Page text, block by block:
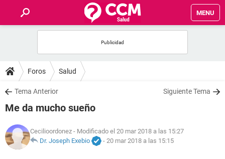
MENU
FOROS
SALUD
NUTRICIÓN
Foros Salud
Tema Anterior Siguiente Tema
Me da mucho sueño
Cecilioordonez - Modificado el 20 mar 2018 a las 15:27
Dr. Joseph Exebio
- 20 mar 2018 a las 15:15